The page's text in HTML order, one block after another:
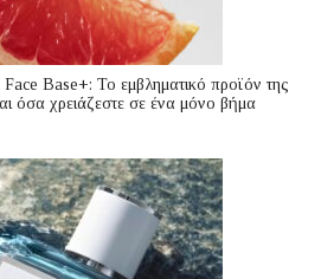
Base+: Το εμβληματικό προϊόν της
όσα χρειάζεστε σε ένα μόνο βήμα